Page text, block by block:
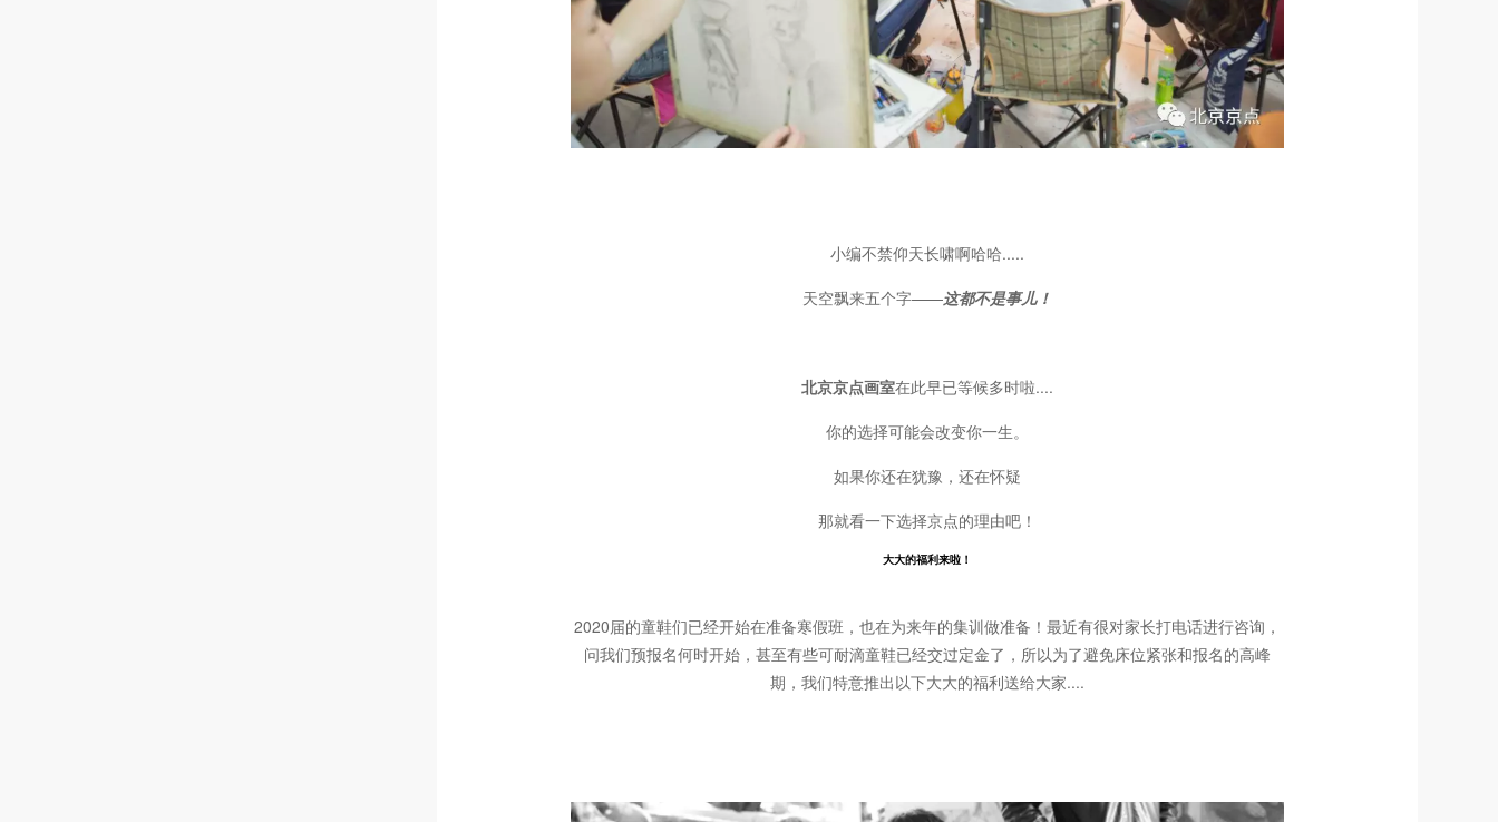
小编不禁仰天长啸啊哈哈.....
天空飘来五个字——这都不是事儿！
北京京点画室在此早已等候多时啦....
你的选择可能会改变你一生。
如果你还在犹豫，还在怀疑
那就看一下选择京点的理由吧！
大大的福利来啦！
2020届的童鞋们已经开始在准备寒假班，也在为来年的集训做准备！最近有很对家长打电话进行咨询，
问我们预报名何时开始，甚至有些可耐滴童鞋已经交过定金了，所以为了避免床位紧张和报名的高峰
期，我们特意推出以下大大的福利送给大家....